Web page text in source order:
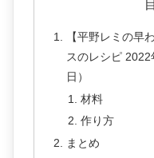
【平野レミの早
スのレシピ
日）
材料
作り方
まとめ